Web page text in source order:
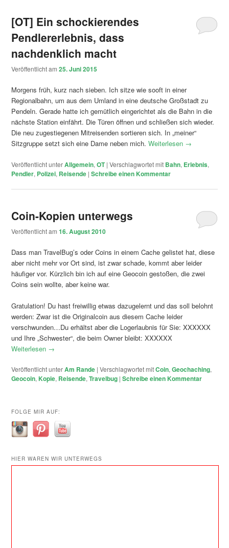
[OT] Ein schockierendes
Pendlererlebnis, dass
nachdenklich macht
Veröffentlicht am25. Juni 2015
Morgens früh, kurz nach sieben. Ich sitze wie sooft in einer
Regionalbahn, um aus dem Umland in eine deutsche Großstadt zu
Pendeln. Gerade hatte ich gemütlich eingerichtet als die Bahn in die
nächste Station einfährt. Die Türen öffnen und schließen sich wieder.
Die neu zugestiegenen Mitreisenden sortieren sich. In „meiner“
Sitzgruppe setzt sich eine Dame neben mich.Weiterlesen →
Veröffentlicht unterAllgemein,OT |Verschlagwortet mit Bahn, Erlebnis,
Pendler, Polizei, Reisende |Schreibe einen Kommentar
Coin-Kopien unterwegs
Veröffentlicht am16. August 2010
Dass man TravelBug’s oder Coins in einem Cache gelistet hat, diese
aber nicht mehr vor Ort sind, ist zwar schade, kommt aber leider
häufiger vor. Kürzlich bin ich auf eine Geocoin gestoßen, die zwei
Coins sein wollte, aber keine war.
Gratulation! Du hast freiwillig etwas dazugelernt und das soll belohnt
werden: Zwar ist die Originalcoin aus diesem Cache leider
verschwunden…Du erhältst aber die Logerlaubnis für Sie: XXXXXX
und Ihre „Schwester“, die beim Owner bleibt: XXXXXX
Weiterlesen →
Veröffentlicht unterAm Rande |Verschlagwortet mitCoin,Geochaching,
Geocoin,Kopie, Reisende,Travelbug |Schreibe einen Kommentar
FOLGE MIR AUF:
HIER WAREN WIR UNTERWEGS